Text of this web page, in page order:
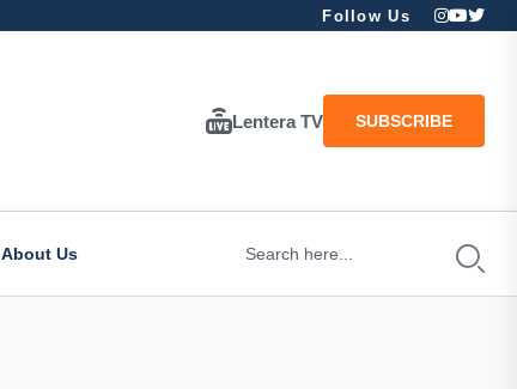
Follow Us
Lentera TV SUBSCRIBE
About Us